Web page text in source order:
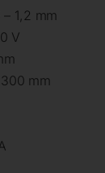
1,2 mm
V
mm